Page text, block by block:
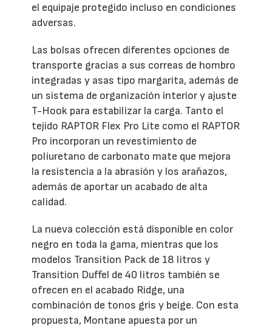
el equipaje protegido incluso en condiciones
adversas.
Las bolsas ofrecen diferentes opciones de
transporte gracias a sus correas de hombro
integradas y asas tipo margarita, además de
un sistema de organización interior y ajuste
T-Hook para estabilizar la carga. Tanto el
tejido RAPTOR Flex Pro Lite como el RAPTOR
Pro incorporan un revestimiento de
poliuretano de carbonato mate que mejora
la resistencia a la abrasión y los arañazos,
además de aportar un acabado de alta
calidad.
La nueva colección está disponible en color
negro en toda la gama, mientras que los
modelos Transition Pack de 18 litros y
Transition Duffel de 40 litros también se
ofrecen en el acabado Ridge, una
combinación de tonos gris y beige. Con esta
propuesta, Montane apuesta por un